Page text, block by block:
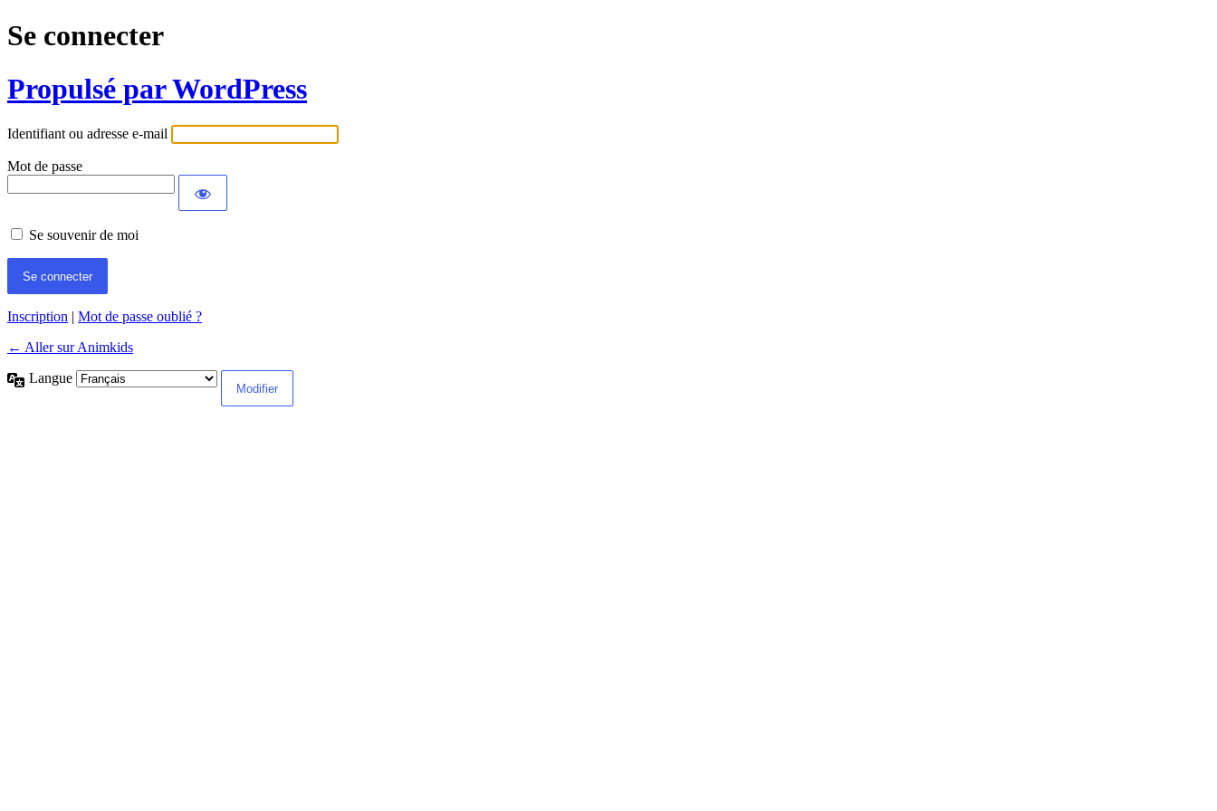
Se connecter
Propulsé par WordPress
Identifiant ou adresse e-mail
Mot de passe
Se souvenir de moi
Inscription | Mot de passe oublié ?
← Aller sur Animkids
Langue